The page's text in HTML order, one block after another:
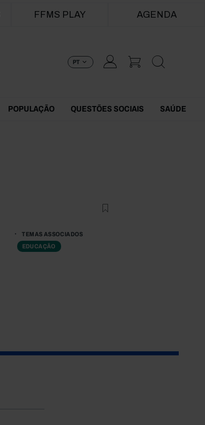
FFMS PLAY AGENDA
PT
POPULAÇÃO QUESTÕES SOCIAIS SAÚDE
TEMAS ASSOCIADOS
EDUCAÇÃO